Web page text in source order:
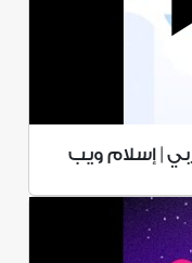
| إسلام ويب